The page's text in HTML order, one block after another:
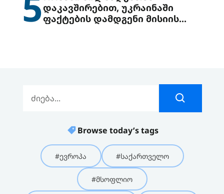
დაკავშირებით, უკრაინაში
ფაქტების დამდგენი მისიის
Browse today’s tags
#ევროპა #საქართველო
#მსოფლიო